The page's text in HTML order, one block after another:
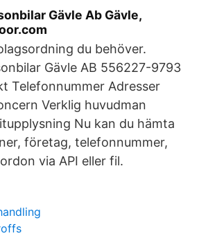
Gävle Ab Gävle,
du behöver.
Gävle AB 556227-9793
Telefonnummer Adresser
Verklig huvudman
Nu kan du hämta
företag, telefonnummer,
via API eller fil.